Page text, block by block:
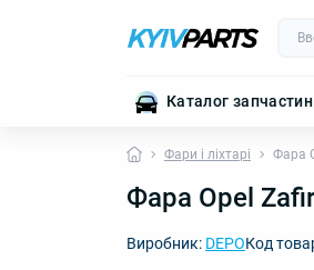
Каталог запчастин
Фари і ліхтарі Фара
Фара Opel
Виробник: DEPOКод